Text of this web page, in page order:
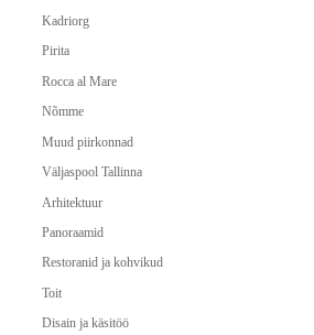
Kadriorg
Pirita
Rocca al Mare
Nõmme
Muud piirkonnad
Väljaspool Tallinna
Arhitektuur
Panoraamid
Restoranid ja kohvikud
Toit
Disain ja käsitöö